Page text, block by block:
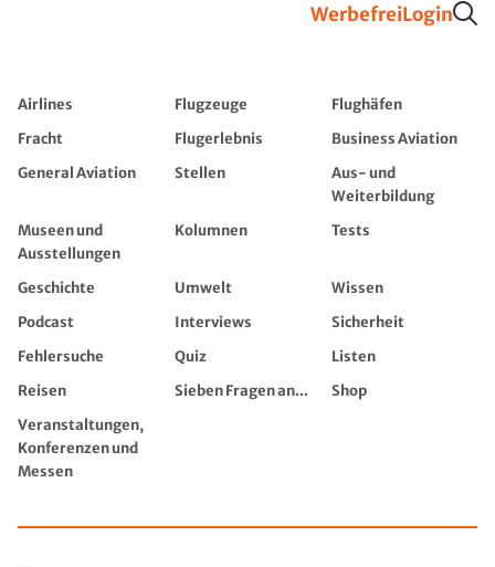
WerbefreiLogin
Airlines Flugzeuge
Flughäfen
Fracht
Flugerlebnis
Business Aviation
General Aviation
Stellen
Aus- und
Weiterbildung
Museen und
Ausstellungen
Kolumnen Tests
Geschichte Umwelt
Wissen
Podcast
Interviews
Sicherheit
Fehlersuche
Quiz
Listen
Reisen
Sieben Fragen an...
Shop
Veranstaltungen,
Konferenzen und
Messen